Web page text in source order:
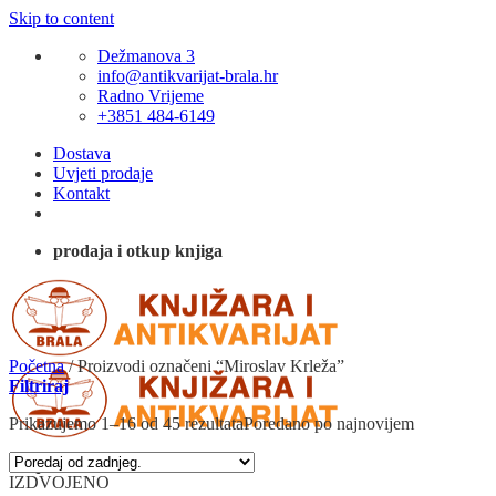
Skip to content
Dežmanova 3
info@antikvarijat-brala.hr
Radno Vrijeme
+3851 484-6149
Dostava
Uvjeti prodaje
Kontakt
prodaja i otkup knjiga
Početna /Proizvodi označeni “Miroslav Krleža”
Filtriraj
Prikazujemo 1–16 od 45 rezultataPoredano po najnovijem
IZDVOJENO